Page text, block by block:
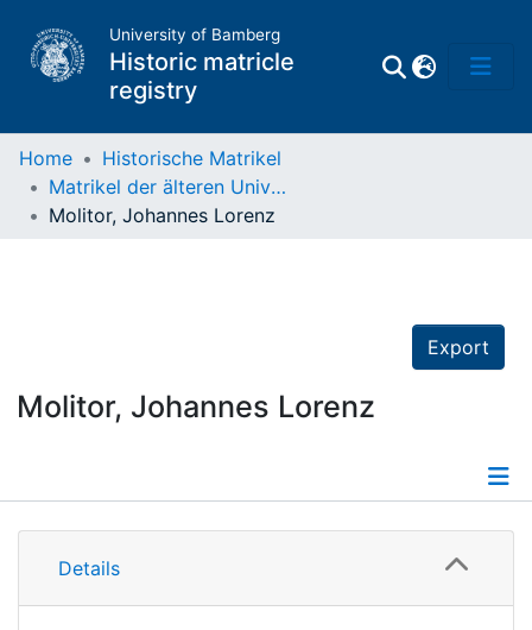
University of Bamberg
Historic matricle
registry
Matrikel
Home
Historische Matrikel
Matrikel der älteren Universität
Molitor, Johannes Lorenz
Export
Molitor, Johannes Lorenz
Details
Details